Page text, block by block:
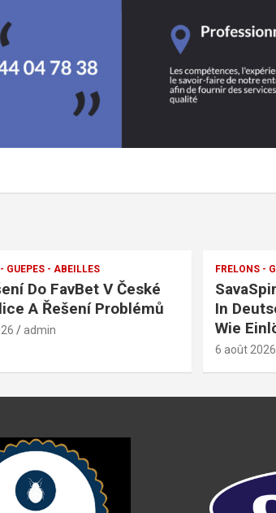
GUEPES - ABEILLES
Do FavBet V České
A Řešení Problémů
admin
FRELONS -
In
Wie
6 août 2026